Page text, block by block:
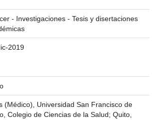
- Investigaciones - Tesis y disertaciones
2019
(Médico), Universidad San Francisco de
Colegio de Ciencias de la Salud; Quito,